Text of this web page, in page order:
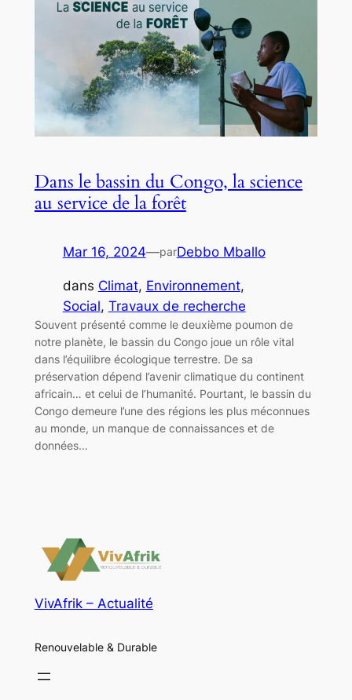
Dans le bassin du Congo, la science
au service de la forêt
Mar 16, 2024—parDebbo Mballo
dans Climat, Environnement
Social, Travaux de recherche
Souvent présenté comme le deuxième poumon de
notre planète, le bassin du Congo joue un rôle vital
dans l’équilibre écologique terrestre. De sa
préservation dépend l’avenir climatique du continent
africain… et celui de l’humanité. Pourtant, le bassin du
Congo demeure l’une des régions les plus méconnues
au monde, un manque de connaissances et de
données…
VivAfrik – Actualité
Renouvelable & Durable